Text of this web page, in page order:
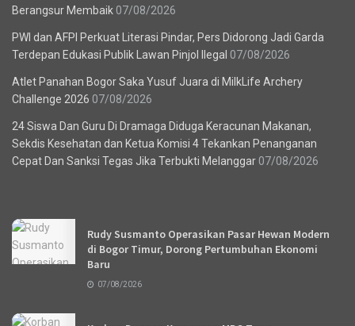
Berangsur Membaik 07/08/2026
PWI dan AFPI Perkuat Literasi Pindar, Pers Didorong Jadi Garda
Terdepan Edukasi Publik Lawan Pinjol Ilegal 07/08/2026
Atlet Panahan Bogor Saka Yusuf Juara di MilkLife Archery
Challenge 2026 07/08/2026
24 Siswa Dan Guru Di Dramaga Diduga Keracunan Makanan,
Sekdis Kesehatan dan Ketua Komisi 4 Tekankan Penanganan
Cepat Dan Sanksi Tegas Jika Terbukti Melanggar 07/08/2026
Rudy Susmanto Operasikan Pasar Hewan Modern
di Bogor Timur, Dorong Pertumbuhan Ekonomi
Baru
07/08/2026